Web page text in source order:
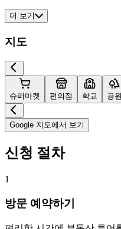
더 보기
지도
슈퍼마켓 편의점 학교 공원
Google 지도에서 보기
신청 절차
1
방문 예약하기